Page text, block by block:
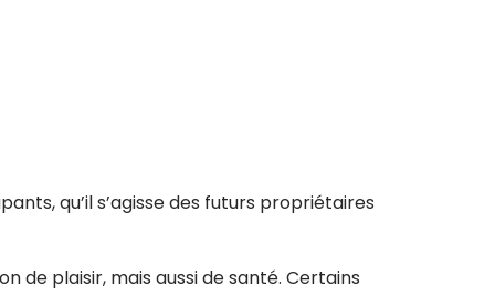
qu’il s’agisse des futurs propriétaires
de plaisir, mais aussi de santé. Certains